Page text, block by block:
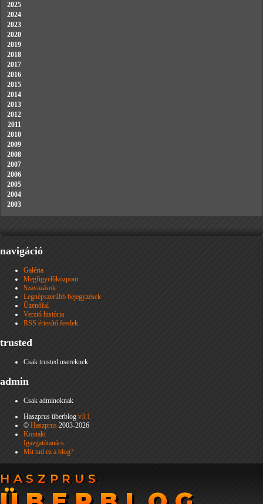
2025
2024
2023
2020
2019
2018
2017
2016
2015
2014
2013
2012
2011
2010
2009
2008
2007
2006
2005
2004
2003
navigáció
Galéria
Megfigyelőközpont
Szavazások
Legnépszerűbb bejegyzések
Üzenőfal
Verzió história
RSS értesítő feedek
trusted
Csak trusted usereknek
admin
Csak adminoknak
Haszprus überblog v3.1
© Haszprus 2003-2026
Kontakt
Igazgatótanács
Mit tud ez a blog?
HASZPRUS
HASZPRUS